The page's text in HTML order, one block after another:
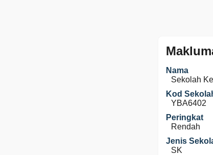
Nama
Sekolah
Kod
YBA6402
Peringkat
Rendah
Jenis
SK